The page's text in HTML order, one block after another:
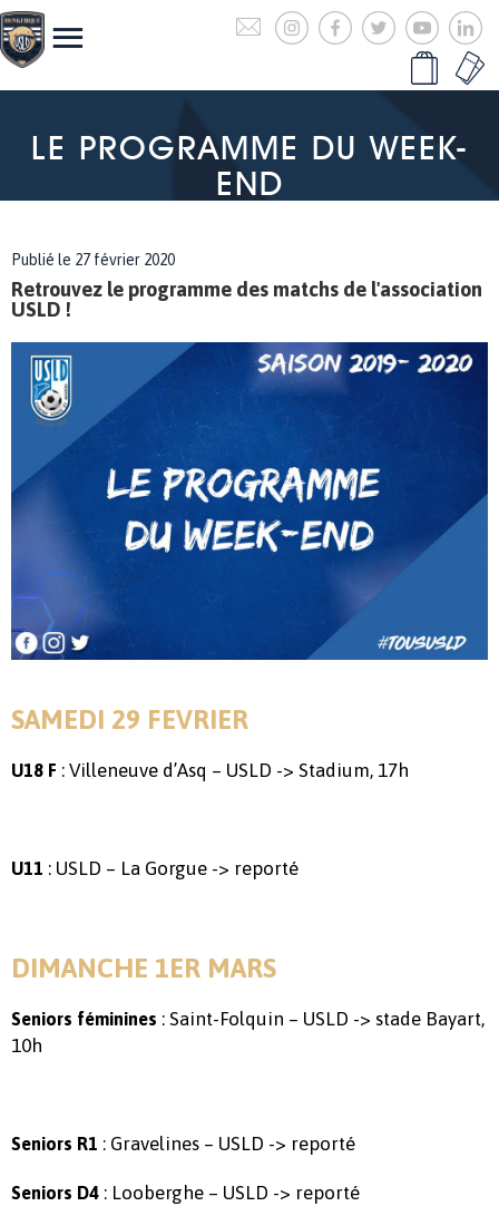
LE PROGRAMME DU WEEK-
END
Publié le 27 février 2020
Retrouvez le programme des matchs de l'association
USLD !
SAMEDI 29 FEVRIER
U18 F : Villeneuve d’Asq – USLD -> Stadium, 17h
U11 : USLD – La Gorgue -> reporté
DIMANCHE 1ER MARS
Seniors féminines : Saint-Folquin – USLD -> stade Bayart,
10h
Seniors R1 : Gravelines – USLD -> reporté
Seniors D4 : Looberghe – USLD -> reporté